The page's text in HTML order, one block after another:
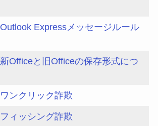
Outlook Expressメッセージルール
新Officeと旧Officeの保存形式につ
ワンクリック詐欺
フィッシング詐欺